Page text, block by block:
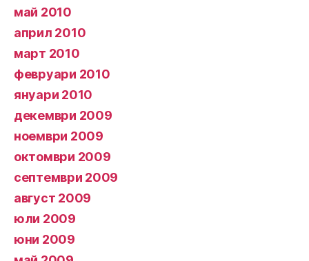
май 2010
април 2010
март 2010
февруари 2010
януари 2010
декември 2009
ноември 2009
октомври 2009
септември 2009
август 2009
юли 2009
юни 2009